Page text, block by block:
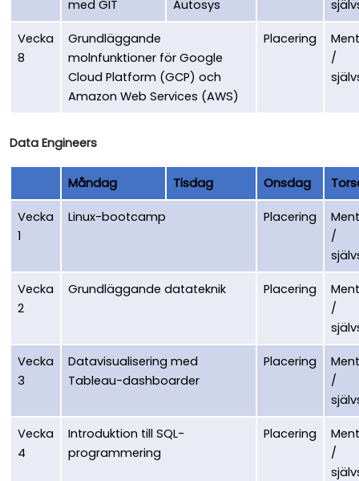
med GIT Autosys
Vecka
8
Grundläggande
molnfunktioner för Google
Cloud Platform (GCP) och
Amazon Web Services (AWS)
Placering
/
Data Engineers
Måndag Tisdag Onsdag
Vecka
1
Linux-bootcamp Placering
/
Vecka
2
Grundläggande datateknik Placering
/
Vecka
3
Datavisualisering med
Tableau-dashboarder
Placering
/
Vecka
4
Introduktion till SQL-
programmering
Placering
/